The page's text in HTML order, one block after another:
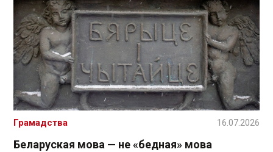
Беларуская мова — не «бедная» мова
Грамадства 16.07.2026